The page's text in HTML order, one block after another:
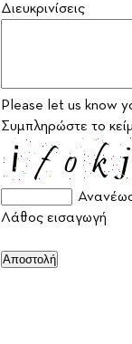
Διευκρινίσεις
Please let us know
Συμπληρώστε το
Λάθος εισαγωγή